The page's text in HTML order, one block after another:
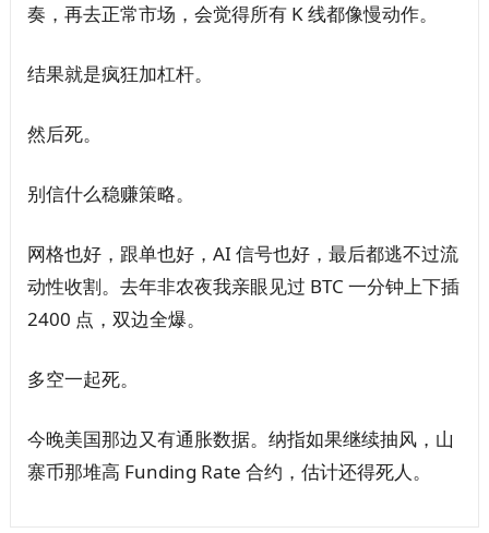
奏，再去正常市场，会觉得所有 K 线都像慢动作。
结果就是疯狂加杠杆。
然后死。
别信什么稳赚策略。
网格也好，跟单也好，AI 信号也好，最后都逃不过流
动性收割。去年非农夜我亲眼见过 BTC 一分钟上下插
2400 点，双边全爆。
多空一起死。
今晚美国那边又有通胀数据。纳指如果继续抽风，山
寨币那堆高 Funding Rate 合约，估计还得死人。